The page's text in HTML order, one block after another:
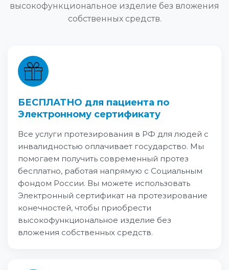
высокофункциональное изделие без вложения
собственных средств.
БЕСПЛАТНО для пациента по
Электронному сертификату
Все услуги протезирования в РФ для людей с
инвалидностью оплачивает государство. Мы
помогаем получить современный протез
бесплатно, работая напрямую с Социальным
фондом России. Вы можете использовать
Электронный сертификат на протезирование
конечностей, чтобы приобрести
высокофункциональное изделие без
вложения собственных средств.